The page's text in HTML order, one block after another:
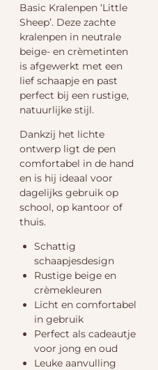
Basic Kralenpen ‘Little
Sheep’. Deze zachte
kralenpen in neutrale
beige- en crèmetinten
is afgewerkt met een
lief schaapje en past
perfect bij een rustige,
natuurlijke stijl.
Dankzij het lichte
ontwerp ligt de pen
comfortabel in de hand
en is hij ideaal voor
dagelijks gebruik op
school, op kantoor of
thuis.
Schattig
schaapjesdesign
Rustige beige en
crèmekleuren
Licht en comfortabel
in gebruik
Perfect als cadeautje
voor jong en oud
Leuke aanvulling